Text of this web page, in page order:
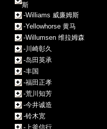
斯
-Williams 威廉姆斯
-Yellowhorse 黄马
-Willumsen 维拉姆森
-川崎彰久
-岛田英承
-丰国
-福田正孝
-荒川知芳
-今井诚造
-铃木宽
-上釜信行